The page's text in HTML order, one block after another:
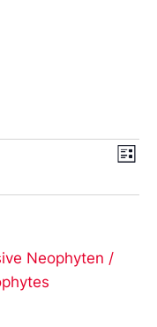
Liste
Neophyten /